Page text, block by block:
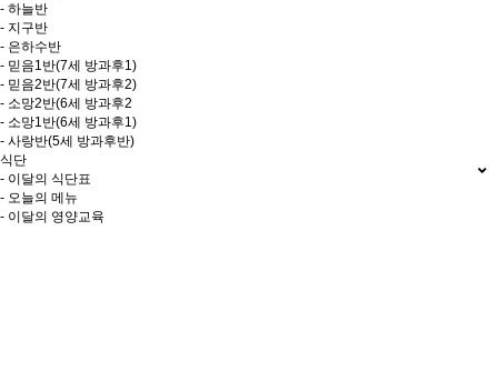
- 하늘반
- 지구반
- 은하수반
- 믿음1반(7세 방과후1)
- 믿음2반(7세 방과후2)
- 소망2반(6세 방과후2
- 소망1반(6세 방과후1)
- 사랑반(5세 방과후반)
식단
- 이달의 식단표
- 오늘의 메뉴
- 이달의 영양교육